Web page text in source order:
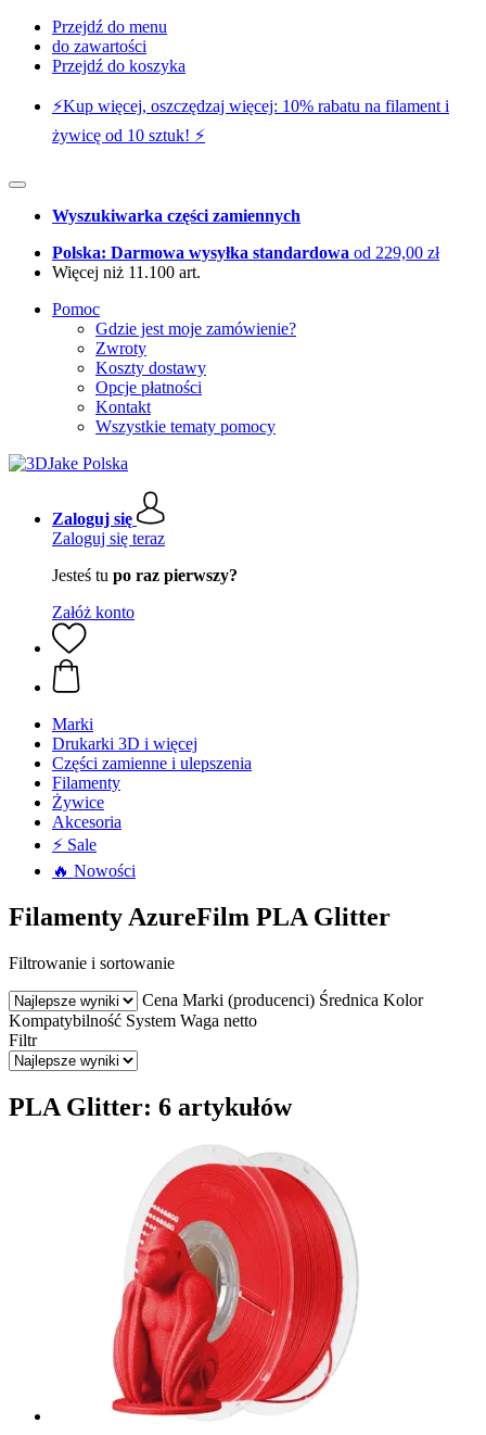
Przejdź do menu
do zawartości
Przejdź do koszyka
⚡️Kup więcej, oszczędzaj więcej: 10% rabatu na filament i
żywicę od 10 sztuk! ⚡️
Wyszukiwarka części zamiennych
Polska: Darmowa wysyłka standardowa od 229,00 zł
Więcej niż 11.100 art.
Pomoc
Gdzie jest moje zamówienie?
Zwroty
Koszty dostawy
Opcje płatności
Kontakt
Wszystkie tematy pomocy
Zaloguj się
Zaloguj się teraz
Jesteś tu po raz pierwszy?
Załóż konto
Marki
Drukarki 3D i więcej
Części zamienne i ulepszenia
Filamenty
Żywice
Akcesoria
⚡ Sale
🔥 Nowości
Filamenty AzureFilm PLA Glitter
Filtrowanie i sortowanie
Cena Marki (producenci) Średnica Kolor
Kompatybilność System Waga netto
Filtr
PLA Glitter: 6 artykułów